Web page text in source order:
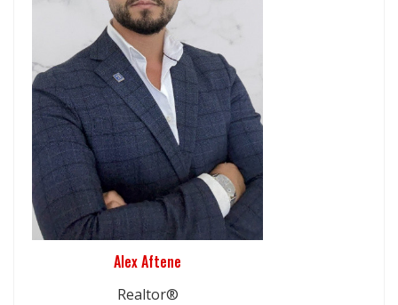
Alex Aftene
Realtor®